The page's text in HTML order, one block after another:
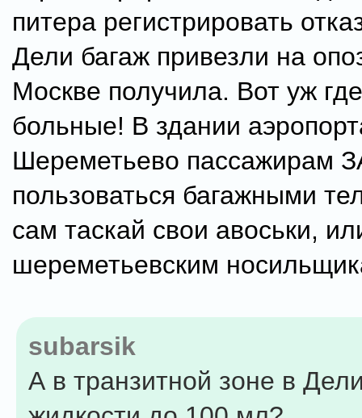
питера регистрировать
Дели багаж привезли на
Москве получила. Вот уж
больные! В здании
Шереметьево
пользоваться багажными
сам таскай свои авоськи,
шереметьевским
subarsik
А в транзитной зоне в